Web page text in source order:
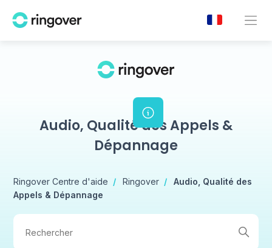
Audio, Qualité des Appels &
Dépannage
Ringover Centre d'aide Ringover
Audio, Qualité des
Appels & Dépannage